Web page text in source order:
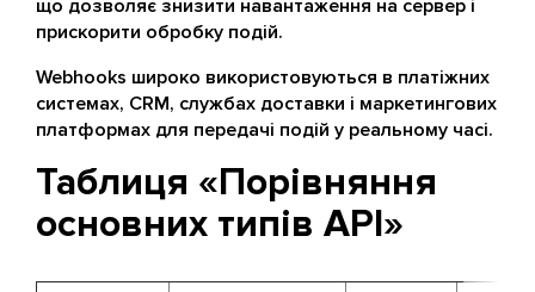
що дозволяє знизити навантаження на сервер і
прискорити обробку подій.
Webhooks широко використовуються в платіжних
системах, CRM, службах доставки і маркетингових
платформах для передачі подій у реальному часі.
Таблиця «Порівняння
основних типів API»